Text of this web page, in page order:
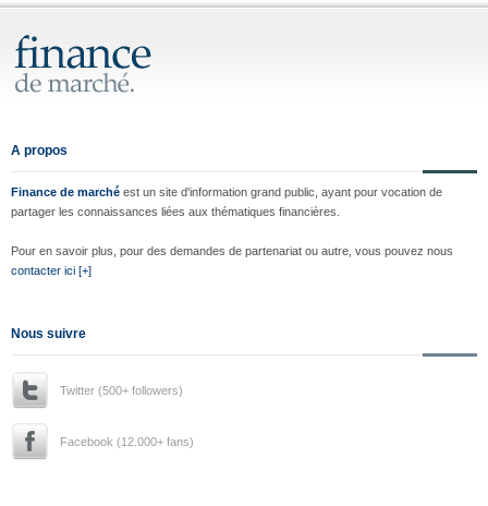
A propos
Finance de marché est un site d'information grand public, ayant pour vocation de
partager les connaissances liées aux thématiques financières.
Pour en savoir plus, pour des demandes de partenariat ou autre, vous pouvez nous
contacter ici [+]
Nous suivre
Twitter (500+ followers)
Facebook (12.000+ fans)